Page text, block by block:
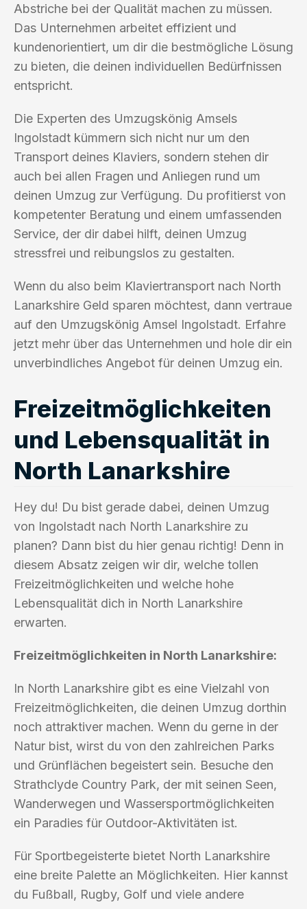
Abstriche bei der Qualität machen zu müssen.
Das Unternehmen arbeitet effizient und
kundenorientiert, um dir die bestmögliche Lösung
zu bieten, die deinen individuellen Bedürfnissen
entspricht.
Die Experten des Umzugskönig Amsels
Ingolstadt kümmern sich nicht nur um den
Transport deines Klaviers, sondern stehen dir
auch bei allen Fragen und Anliegen rund um
deinen Umzug zur Verfügung. Du profitierst von
kompetenter Beratung und einem umfassenden
Service, der dir dabei hilft, deinen Umzug
stressfrei und reibungslos zu gestalten.
Wenn du also beim Klaviertransport nach North
Lanarkshire Geld sparen möchtest, dann vertraue
auf den Umzugskönig Amsel Ingolstadt. Erfahre
jetzt mehr über das Unternehmen und hole dir ein
unverbindliches Angebot für deinen Umzug ein.
Freizeitmöglichkeiten
und Lebensqualität in
North Lanarkshire
Hey du! Du bist gerade dabei, deinen Umzug
von Ingolstadt nach North Lanarkshire zu
planen? Dann bist du hier genau richtig! Denn in
diesem Absatz zeigen wir dir, welche tollen
Freizeitmöglichkeiten und welche hohe
Lebensqualität dich in North Lanarkshire
erwarten.
Freizeitmöglichkeiten in North Lanarkshire:
In North Lanarkshire gibt es eine Vielzahl von
Freizeitmöglichkeiten, die deinen Umzug dorthin
noch attraktiver machen. Wenn du gerne in der
Natur bist, wirst du von den zahlreichen Parks
und Grünflächen begeistert sein. Besuche den
Strathclyde Country Park, der mit seinen Seen,
Wanderwegen und Wassersportmöglichkeiten
ein Paradies für Outdoor-Aktivitäten ist.
Für Sportbegeisterte bietet North Lanarkshire
eine breite Palette an Möglichkeiten. Hier kannst
du Fußball, Rugby, Golf und viele andere